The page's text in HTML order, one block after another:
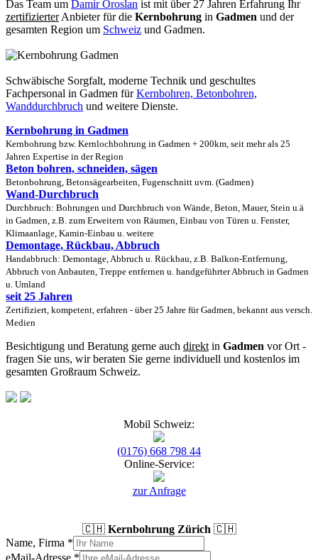
Das Team um Damir Oroslan ist mit über 27 Jahren Erfahrung Ihr
zertifizierterAnbieter für die Kernbohrung in Gadmen und der
gesamten Region um Schweiz und Gadmen.
Schwäbische Sorgfalt, moderne Technik und geschultes
Fachpersonal in Gadmen fürKernbohren, Betonbohren,
Wanddurchbruch und weitere Dienste.
Kernbohrung in Gadmen
Kernbohrung bzw. Kernlochbohrung in Gadmen + 200km, seit mehr als 25
Jahren Expertise in der Region
Beton bohren, schneiden, sägen
Betonbohrung, Betonsägearbeiten, Fugenschnitt uvm. (Gadmen)
Wand-Durchbruch
Durchbruch: Bohrungen und Durchbruch von Wände, Beton, Mauer, Stein u.ä
in Gadmen, z.B. zum Erweitern von Räumen, Einbau von Türen u. Fenster,
Klimaanlage, Kamin-Einbau u. weitere
Demontage, Rückbau, Abbruch
Handabbruch: Demontage, Abbruch u. Rückbau, z.B. Balkon-Entfernung,
Abbruch von Anbauten, Treppe entfernen u. handgeführter Abbruch in Gadmen
u. Umland
seit 25 Jahren
Zertifiziert, kompetent, erfahren - über 25 Jahre für Gadmen, bekannt aus versch.
Medien
Besichtigung und Beratung gerne auch direkt in Gadmen vor Ort -
fragen Sie uns, wir beraten Sie gerne individuell und kostenlos im
gesamten Großraum Schweiz.
Mobil Schweiz:
(0176) 668 798 44
Online-Service:
zur Anfrage
🇨🇭 Kernbohrung Zürich 🇨🇭
Name, Firma *
eMail-Adresse *